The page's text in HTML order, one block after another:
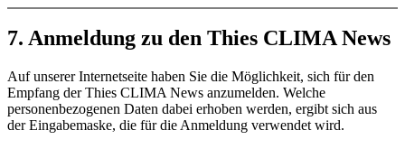
7. Anmeldung zu den Thies CLIMA News
Auf unserer Internetseite haben Sie die Möglichkeit, sich für den
Empfang der Thies CLIMA News anzumelden. Welche
personenbezogenen Daten dabei erhoben werden, ergibt sich aus
der Eingabemaske, die für die Anmeldung verwendet wird.